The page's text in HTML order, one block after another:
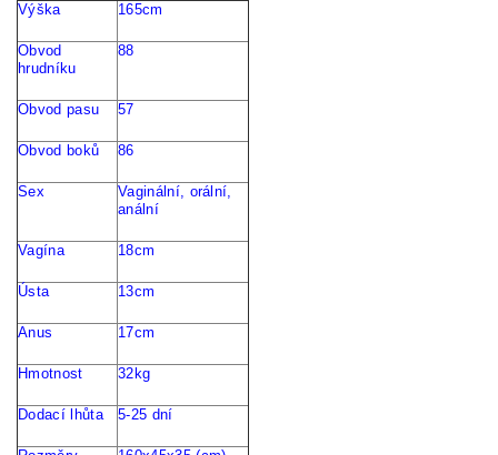
Výška
165cm
Obvod
hrudníku
88
Obvod pasu 57
Obvod boků 86
Sex Vaginální, orální,
anální
Vagína 18cm
Ústa 13cm
Anus 17cm
Hmotnost 32kg
Dodací lhůta 5-25 dní